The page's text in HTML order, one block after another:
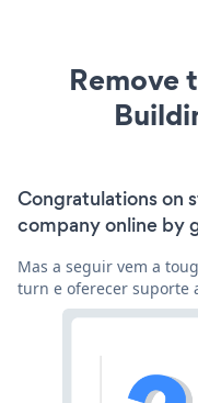
Remove
Congratulations on
company online by
Mas a seguir vem a
turn e oferecer suporte